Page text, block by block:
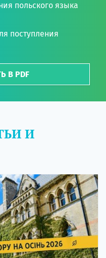
польского языка
поступления
В PDF
И